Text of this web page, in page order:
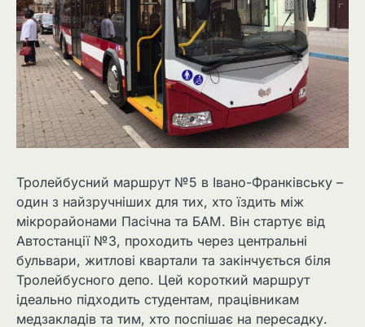
Тролейбусний маршрут №5 в Івано-Франківську –
один з найзручніших для тих, хто їздить між
мікрорайонами Пасічна та БАМ. Він стартує від
Автостанції №3, проходить через центральні
бульвари, житлові квартали та закінчується біля
Тролейбусного депо. Цей короткий маршрут
ідеально підходить студентам, працівникам
медзакладів та тим, хто поспішає на пересадку.